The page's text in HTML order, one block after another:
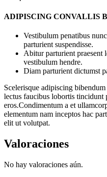
ADIPISCING CONVALLIS
Vestibulum penatibus
parturient suspendisse.
Abitur parturient praesent
vestibulum hendre.
Diam parturient dictumst
Scelerisque adipiscing
lectus faucibus lobortis tincidunt
eros.Condimentum a et
elementum nam inceptos hac
elit ut volutpat.
Valoraciones
No hay valoraciones aún.